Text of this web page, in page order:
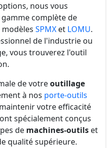
nous vous
complète de
modèles SPMX et LOMU.
de l'industrie ou
vous trouverez l'outil
de votreoutillage
à nos porte-outils
votre efficacité
spécialement conçus
de machines-outils et
qualité supérieure.